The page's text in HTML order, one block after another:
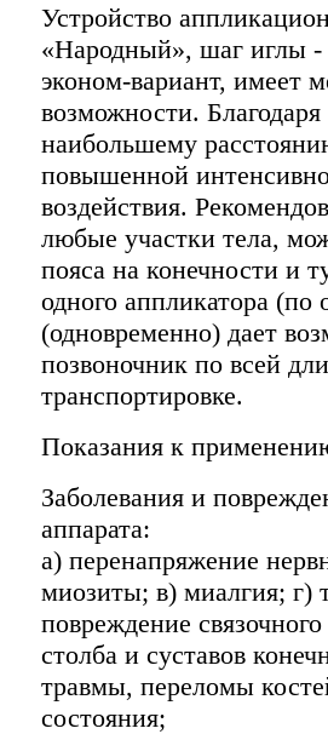
Устройство
«Народный», шаг иглы
эконом-вариант, имеет
возможности.
наибольшему
повышенной
воздействия.
любые участки тела,
пояса на конечности и
одного аппликатора (по
(одновременно) дает
позвоночник по всей
транспортировке.
Показания к
Заболевания и
аппарата:
а) перенапряжение
миозиты; в) миалгия; г)
повреждение
столба и суставов
травмы, переломы
состояния;